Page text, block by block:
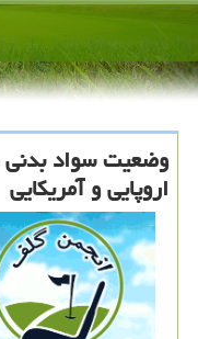
وضعیت سواد
اروپایی و آمریكایی